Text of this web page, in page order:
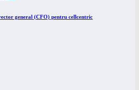
general (CFO) pentru cellcentric